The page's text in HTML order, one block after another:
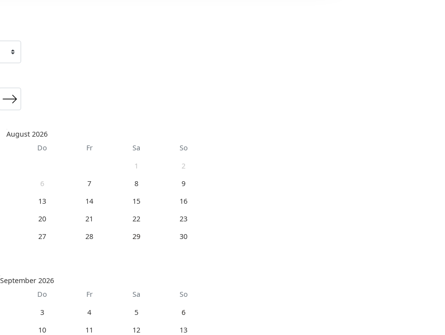
August 2026
Do Fr Sa
So
1
2
6 7 8
9
13 14 15
16
20 21 22
23
27 28 29
30
September 2026
Do Fr Sa
So
3 4 5
6
10 11 12 13